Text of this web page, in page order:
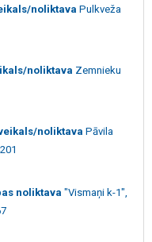
noliktava Pulkveža
noliktava Zemnieku
noliktava Pāvila
noliktava "Vismaņi k-1",